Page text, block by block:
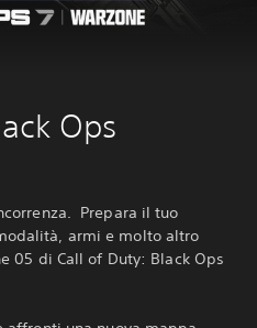
Ops
Prepara il tuo
armi e molto altro
05 di Call of Duty: Black Ops